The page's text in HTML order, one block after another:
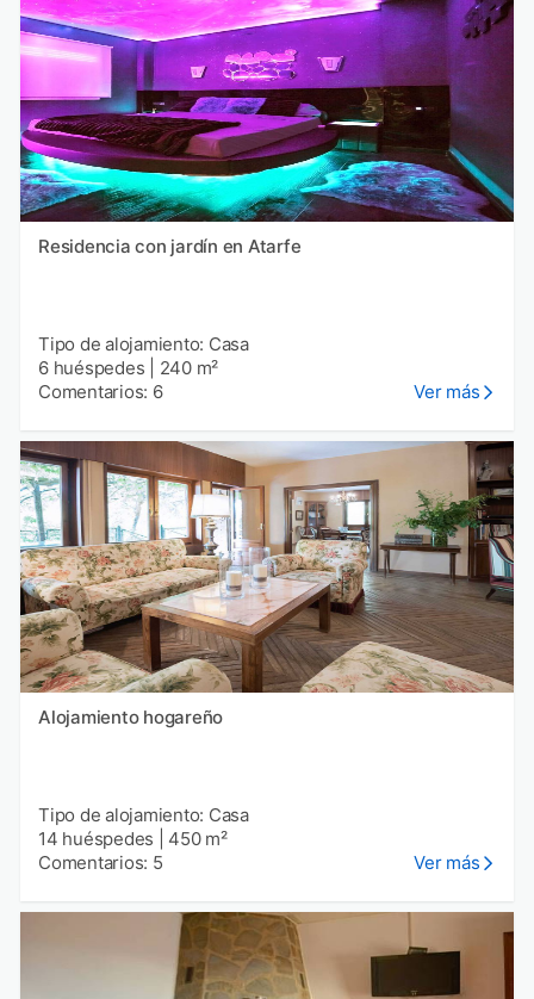
Residencia con jardín en Atarfe
Tipo de alojamiento: Casa
6 huéspedes
240 m²
Comentarios: 6
Ver más
Alojamiento hogareño
Tipo de alojamiento: Casa
14 huéspedes
450 m²
Comentarios: 5
Ver más